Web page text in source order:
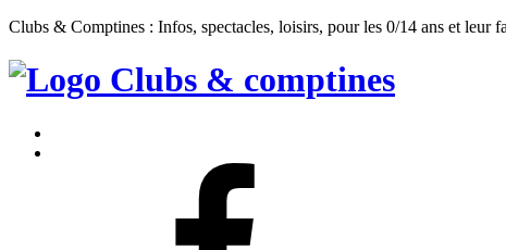
Clubs & Comptines : Infos, spectacles, loisirs, pour les 0/14 ans et leur
Clubs
Comptines